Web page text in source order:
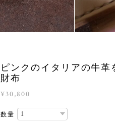
ピンクのイタリアの牛革
財布
¥30,800
数量